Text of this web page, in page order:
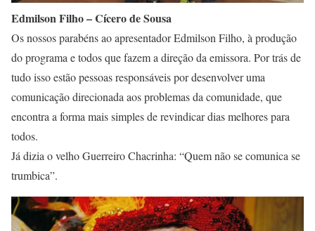
Edmilson Filho – Cícero de Sousa
Os nossos parabéns ao apresentador Edmilson Filho, à produção
do programa e todos que fazem a direção da emissora. Por trás de
tudo isso estão pessoas responsáveis por desenvolver uma
comunicação direcionada aos problemas da comunidade, que
encontra a forma mais simples de revindicar dias melhores para
todos.
Já dizia o velho Guerreiro Chacrinha: “Quem não se comunica se
trumbica”.